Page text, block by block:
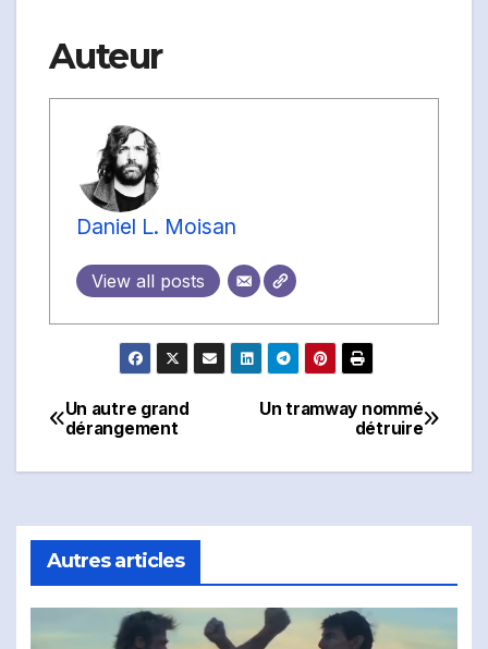
Auteur
Daniel L. Moisan
View all posts
Navigation
de
Un tramway nommé
détruire
Un autre grand
dérangement
Autres articles